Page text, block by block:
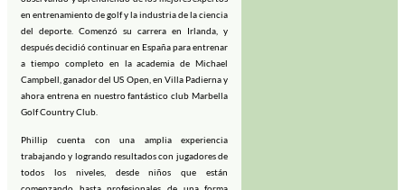
en entrenamiento de golf y la industria de la ciencia
del deporte. Comenzó su carrera en Irlanda, y
después decidió continuar en España para entrenar
a tiempo completo en la academia de Michael
Campbell, ganador del US Open, en Villa Padierna y
ahora entrena en nuestro fantástico club Marbella
Golf Country Club.
Phillip cuenta con una amplia experiencia
trabajando y logrando resultados con jugadores de
todos los niveles, desde niños que están